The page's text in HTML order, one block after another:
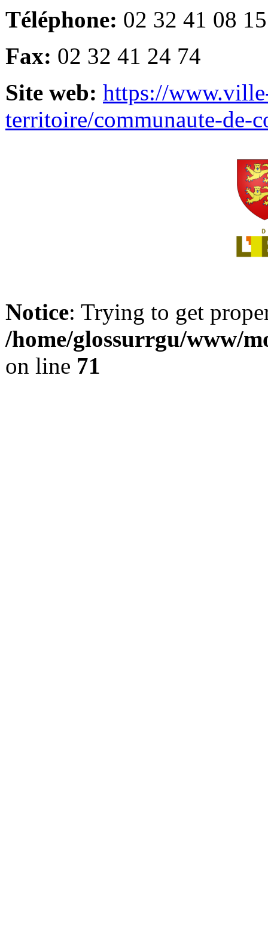
Téléphone: 02 32 41 08 15
Fax: 02 32 41 24 74
Site web: https://
territoire/communaute-de-
Notice: Trying to get
/home/glossurrgu/www/
on line 71